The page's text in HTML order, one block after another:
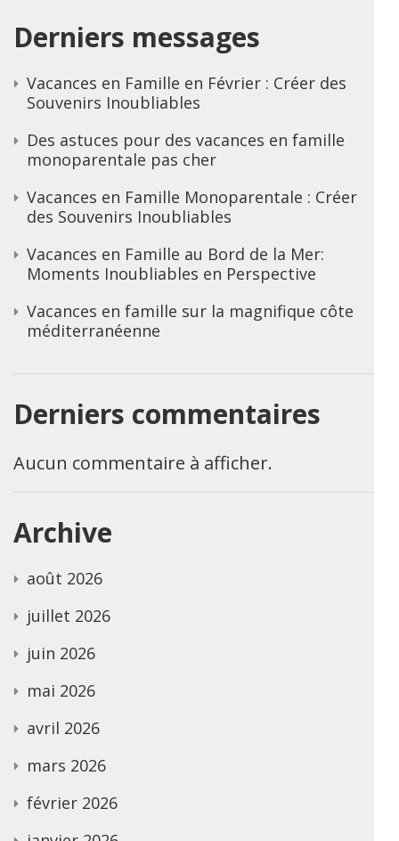
Derniers messages
Vacances en Famille en Février : Créer des
Souvenirs Inoubliables
Des astuces pour des vacances en famille
monoparentale pas cher
Vacances en Famille Monoparentale : Créer
des Souvenirs Inoubliables
Vacances en Famille au Bord de la Mer:
Moments Inoubliables en Perspective
Vacances en famille sur la magnifique côte
méditerranéenne
Derniers commentaires
Aucun commentaire à afficher.
Archive
août 2026
juillet 2026
juin 2026
mai 2026
avril 2026
mars 2026
février 2026